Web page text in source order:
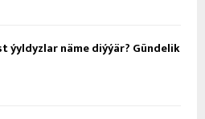
ýyldyzlar näme diýýär? Gündelik